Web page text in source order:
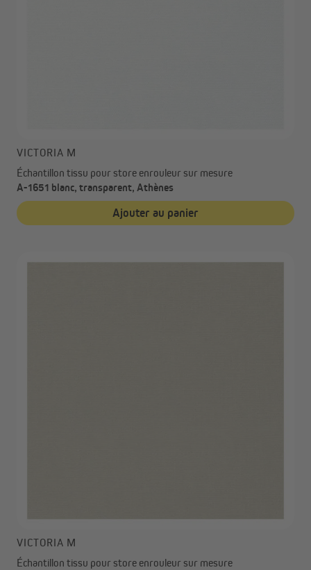
VICTORIA M
Échantillon tissu pour store enrouleur sur mesure
A-1651 blanc, transparent, Athènes
Ajouter au panier
VICTORIA M
Échantillon tissu pour store enrouleur sur mesure